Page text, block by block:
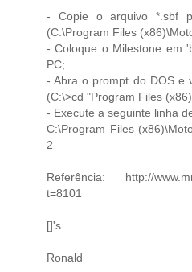
- Copie o arquivo *.sbf
(C:\Program Files
- Coloque o Milestone em
PC;
- Abra o prompt do DOS e
(C:\>cd "Program Files
- Execute a seguinte linha
C:\Program Files
2
Referência: http://
t=8101
[]'s
Ronald